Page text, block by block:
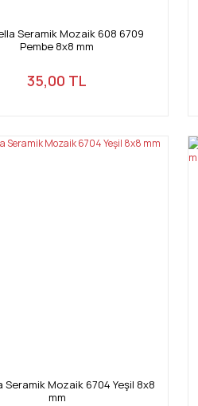
Seramik Mozaik 608 6709
Pembe 8x8 mm
35,00 TL
Seramik Mozaik 6704 Yeşil 8x8
mm